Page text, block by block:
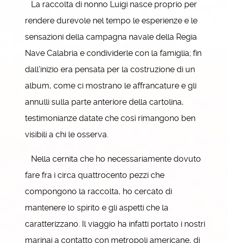
La raccolta di nonno Luigi nasce proprio per
rendere durevole nel tempo le esperienze e le
sensazioni della campagna navale della Regia
Nave Calabria e condividerle con la famiglia; fin
dall’inizio era pensata per la costruzione di un
album, come ci mostrano le affrancature e gli
annulli sulla parte anteriore della cartolina,
testimonianze datate che così rimangono ben
visibili a chi le osserva.
Nella cernita che ho necessariamente dovuto
fare fra i circa quattrocento pezzi che
compongono la raccolta, ho cercato di
mantenere lo spirito e gli aspetti che la
caratterizzano. Il viaggio ha infatti portato i nostri
marinai a contatto con metropoli americane, di